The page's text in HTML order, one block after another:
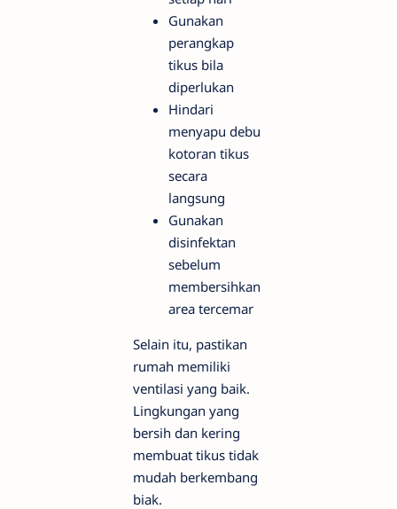
Gunakan
perangkap
tikus bila
diperlukan
Hindari
menyapu debu
kotoran tikus
secara
langsung
Gunakan
disinfektan
sebelum
membersihkan
area tercemar
Selain itu, pastikan
rumah memiliki
ventilasi yang baik.
Lingkungan yang
bersih dan kering
membuat tikus tidak
mudah berkembang
biak.